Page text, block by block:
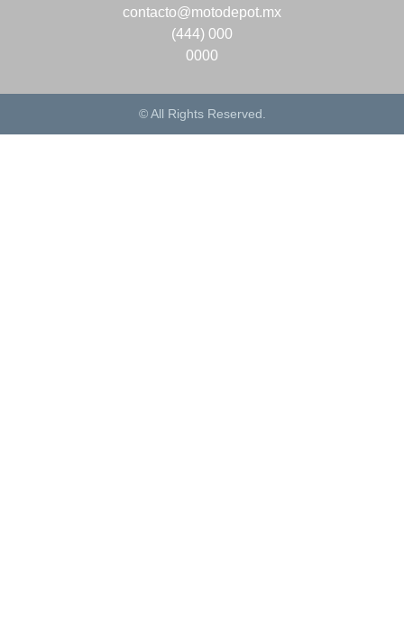
contacto@motodepot.mx
(444) 000
0000
© All Rights Reserved.